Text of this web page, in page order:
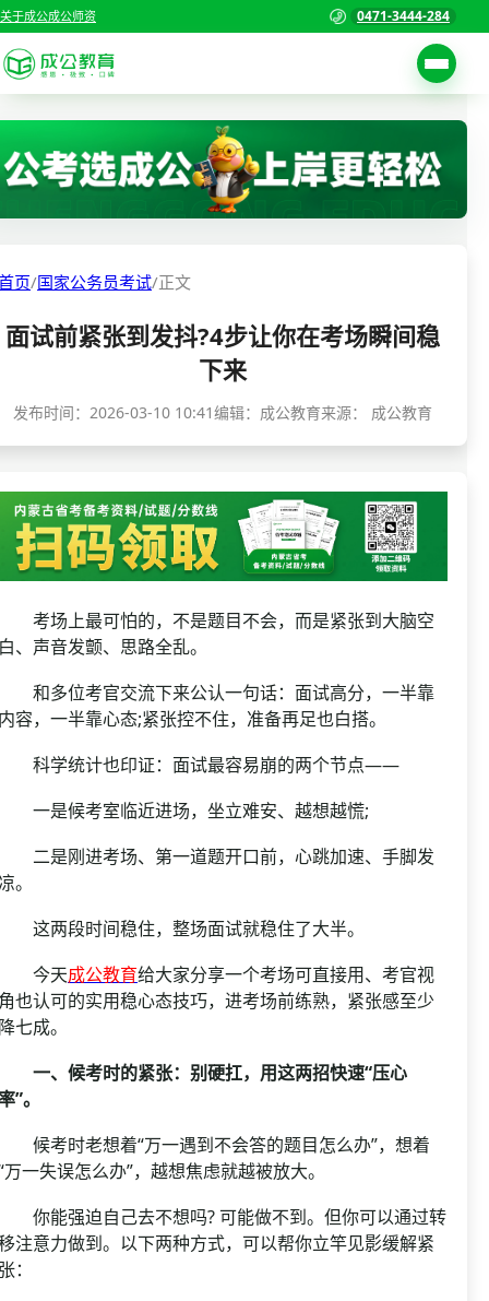
关于成公成公师资 0471-3444-284
考试公告
职位表
准考证打印
成绩查询
分数线
资格复审
面试补录
历年真题
首页
国家公务员考试
三支一扶考试
警察/辅警考试
国企/银行考试
页/国家公务员考试/正文
面试前紧张到发抖?4步让你在考场瞬间稳
下来
发布时间： 2026-03-10 10:41编辑：成公教育来源： 成公教育
场上最可怕的，不是题目不会，而是紧张到大脑空
、声音发颤、思路全乱。
多位考官交流下来公认一句话：面试高分，一半靠
容，一半靠心态;紧张控不住，准备再足也白搭。
学统计也印证：面试最容易崩的两个节点——
是候考室临近进场，坐立难安、越想越慌;
是刚进考场、第一道题开口前，心跳加速、手脚发
。
两段时间稳住，整场面试就稳住了大半。
天成公教育给大家分享一个考场可直接用、考官视
也认可的实用稳心态技巧，进考场前练熟，紧张感至少
七成。
、候考时的紧张：别硬扛，用这两招快速“压心
”。
考时老想着“万一遇到不会答的题目怎么办”，想着
万一失误怎么办”，越想焦虑就越被放大。
能强迫自己去不想吗? 可能做不到。但你可以通过转
注意力做到。以下两种方式，可以帮你立竿见影缓解紧
：